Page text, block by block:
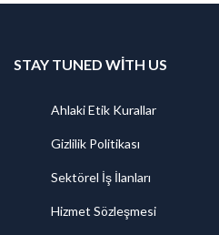
STAY TUNED WITH US
Ahlaki Etik Kurallar
Gizlilik Politikası
Sektörel İş İlanları
Hizmet Sözleşmesi